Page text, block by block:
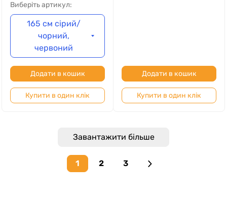
Виберіть артикул:
165 см сірий/
чорний,
червоний
Додати в кошик
Купити в один клік
Додати в кошик
Купити в один клік
Завантажити більше
1 2 3
Next page